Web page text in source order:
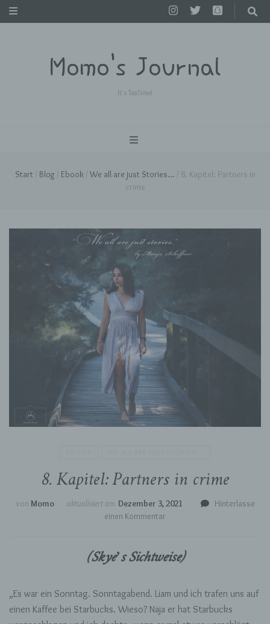
Momo's Journal
It's TeaTime!
Start / Blog / Ebook / We all are just Stories... / 8. Kapitel: Partners in
crime
8. Kapitel: Partners in crime
von Momo aktualisiert am Dezember 3, 2021
Hinterlasse
einen Kommentar
Partners
(Skye’s Sichtweise)
„Es war ein Sonntag. Sonntagabend. Liam und ich trafen uns auf
einen Kaffee bei Starbucks. Wieso? Naja er hat Starbucks